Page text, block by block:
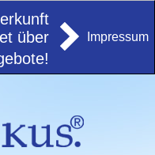
über
Impressum